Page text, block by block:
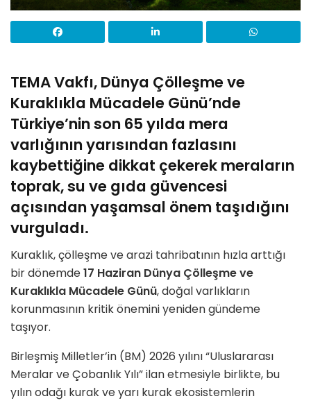
TEMA Vakfı, Dünya Çölleşme ve
Kuraklıkla Mücadele Günü’nde
Türkiye’nin son 65 yılda mera
varlığının yarısından fazlasını
kaybettiğine dikkat çekerek meraların
toprak, su ve gıda güvencesi
açısından yaşamsal önem taşıdığını
vurguladı.
Kuraklık, çölleşme ve arazi tahribatının hızla arttığı
bir dönemde17 Haziran Dünya Çölleşme ve
Kuraklıkla Mücadele Günü, doğal varlıkların
korunmasının kritik önemini yeniden gündeme
taşıyor.
Birleşmiş Milletler’in (BM) 2026 yılını “Uluslararası
Meralar ve Çobanlık Yılı” ilan etmesiyle birlikte, bu
yılın odağı kurak ve yarı kurak ekosistemlerin